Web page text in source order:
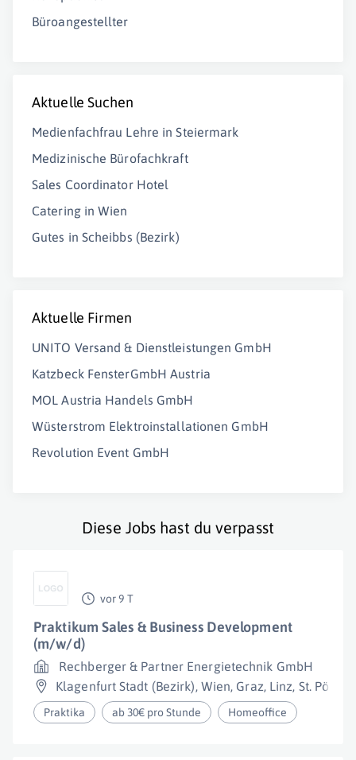
Büroangestellter
Aktuelle Suchen
Medienfachfrau Lehre in Steiermark
Medizinische Bürofachkraft
Sales Coordinator Hotel
Catering in Wien
Gutes in Scheibbs (Bezirk)
Aktuelle Firmen
UNITO Versand & Dienstleistungen GmbH
Katzbeck FensterGmbH Austria
MOL Austria Handels GmbH
Wüsterstrom Elektroinstallationen GmbH
Revolution Event GmbH
Diese Jobs hast du verpasst
vor 9 T
Praktikum Sales & Business Development
(m/w/d)
Rechberger & Partner Energietechnik GmbH
Klagenfurt Stadt (Bezirk), Wien, Graz, Linz, St. Pölten
Praktika ab 30€ pro Stunde Homeoffice